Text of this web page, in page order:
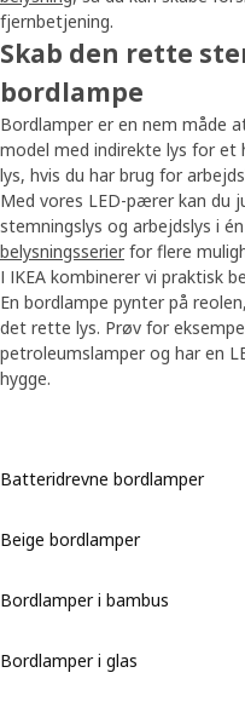
fjernbetjening.
Skab den rette
bordlampe
Bordlamper er en nem måde
model med indirekte lys for et
lys, hvis du har brug for
Med vores LED-pærer kan du
stemningslys og arbejdslys i
belysningsserier for flere
I IKEA kombinerer vi praktisk
En bordlampe pynter på
det rette lys. Prøv for
petroleumslamper og har en
hygge.
Batteridrevne bordlamper
Beige bordlamper
Bordlamper i bambus
Bordlamper i glas